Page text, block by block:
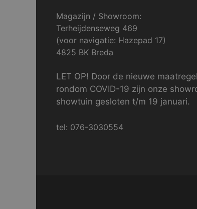
Magazijn / Showroom:
Terheijdenseweg 469
(voor navigatie: Hazepad 17)
4825 BK Breda
LET OP! Door de nieuwe
rondom COVID-19 zijn onze
showtuin gesloten t/m 19 januari.
tel: 076-3030554